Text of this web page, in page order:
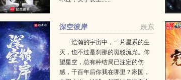
辰东
深空彼岸
浩瀚的宇宙中，一片星系的生
灭，也不过是刹那的斑驳流光。仰
望星空，总有种结局已注定的伤
感，千百年后你我在哪里？家国，